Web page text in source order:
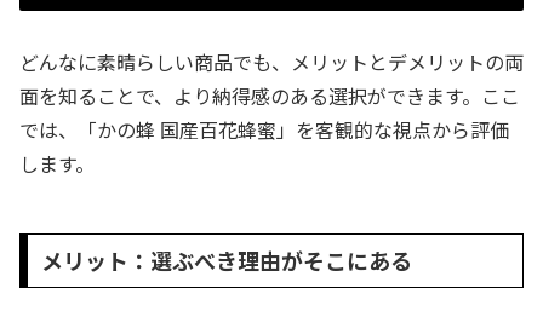
どんなに素晴らしい商品でも、メリットとデメリットの両
面を知ることで、より納得感のある選択ができます。ここ
では、「かの蜂 国産百花蜂蜜」を客観的な視点から評価
します。
メリット：選ぶべき理由がそこにある